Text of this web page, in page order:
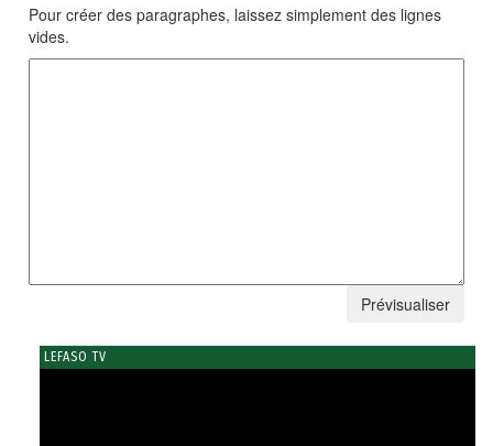
Pour créer des paragraphes, laissez simplement des lignes
vides.
LEFASO TV